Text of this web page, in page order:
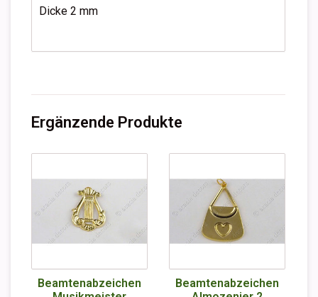
Dicke 2 mm
Ergänzende Produkte
Beamtenabzeichen
Beamtenabzeichen